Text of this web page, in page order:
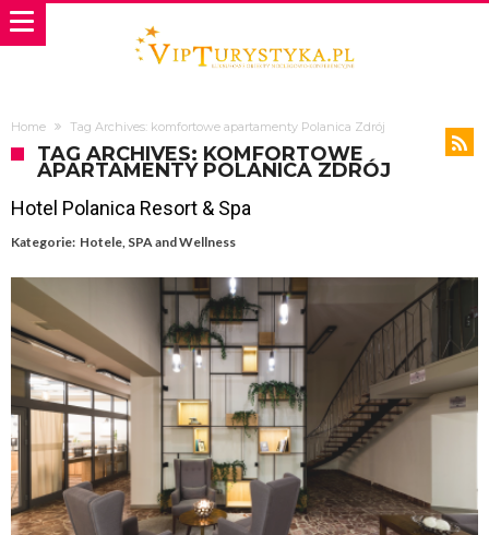
Home Tag Archives: komfortowe apartamenty Polanica Zdrój
TAG ARCHIVES: KOMFORTOWE
APARTAMENTY POLANICA ZDRÓJ
Hotel Polanica Resort & Spa
Kategorie: Hotele, SPA and Wellness